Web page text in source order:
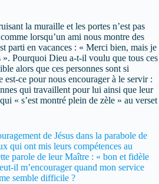
la muraille et les portes n’est pas
lorsqu’un ami nous montre des
parti en vacances : « Merci bien, mais je
». Pourquoi Dieu a-t-il voulu que tous ces
alors que ces personnes sont si
est-ce pour nous encourager à le servir :
qui travaillent pour lui ainsi que leur
« s’est montré plein de zèle » au verset
de Jésus dans la parabole de
qui ont mis leurs compétences au
parole de leur Maître : « bon et fidèle
il m’encourager quand mon service
semble difficile ?